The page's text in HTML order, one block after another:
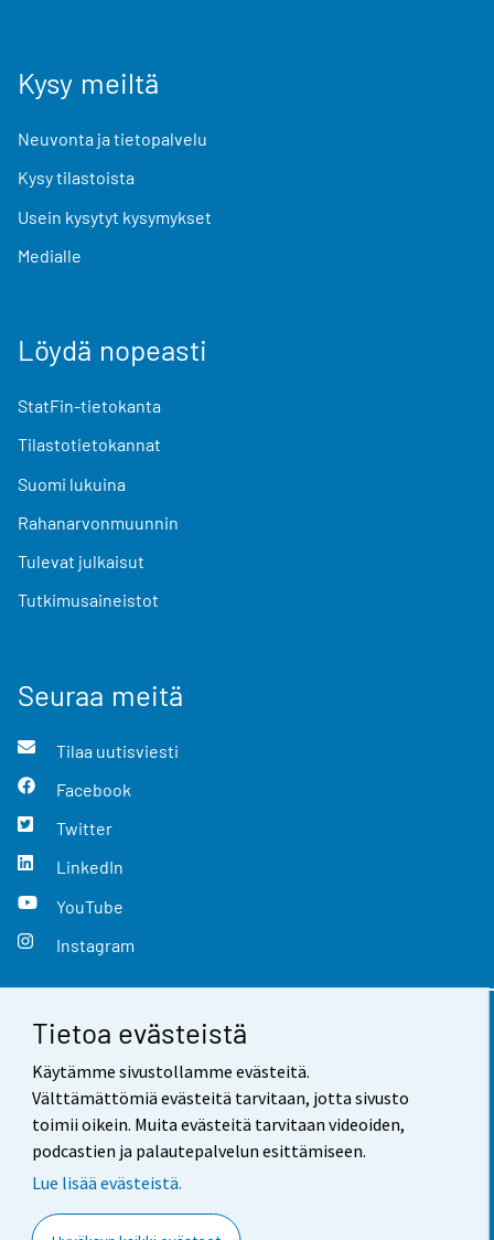
Tietoa evästeistä
Käytämme sivustollamme evästeitä.
Välttämättömiä evästeitä tarvitaan, jotta sivusto
toimii oikein. Muita evästeitä tarvitaan videoiden,
podcastien ja palautepalvelun esittämiseen.
Lue lisää evästeistä.
Kysy meiltä
Neuvonta ja tietopalvelu
Kysy tilastoista
Usein kysytyt kysymykset
Medialle
Löydä nopeasti
StatFin-tietokanta
Tilastotietokannat
Suomi lukuina
Rahanarvonmuunnin
Tulevat julkaisut
Tutkimusaineistot
Seuraa meitä
Tilaa uutisviesti
Facebook
Twitter
LinkedIn
YouTube
Instagram
Yhteystiedot
Palaute
Käyttöehdot
Saavutettavuus